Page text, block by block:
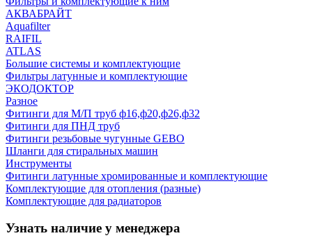
АКВАБРАЙТ
Aquafilter
RAIFIL
ATLAS
Большие системы и комплектующие
Фильтры латунные и комплектующие
ЭКОДОКТОР
Разное
Фитинги для М/П труб ф16,ф20,ф26,ф32
Фитинги для ПНД труб
Фитинги резьбовые чугунные GEBO
Шланги для стиральных машин
Инструменты
Фитинги латунные хромированные и комплектующие
Комплектующие для отопления (разные)
Комплектующие для радиаторов
Узнать наличие у менеджера